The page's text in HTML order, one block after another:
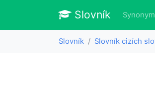
Slovník Slovník
Slovník Slovník cizích